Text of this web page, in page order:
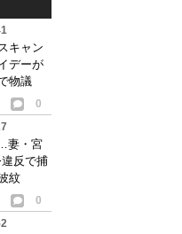
キャン
デーが
物議
0
妻・宮
反で捕
紋
0